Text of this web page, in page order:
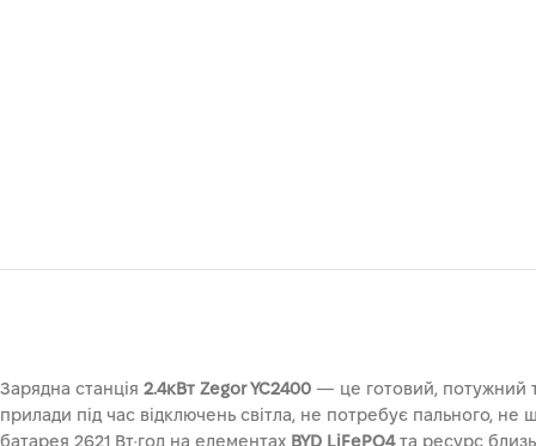
Зарядна станція 2.4кВт Zegor YC2400 — це готовий, потужний
прилади під час відключень світла, не потребує пального, не
батарея 2621 Вт·год на елементах BYD LiFePO4та ресурс